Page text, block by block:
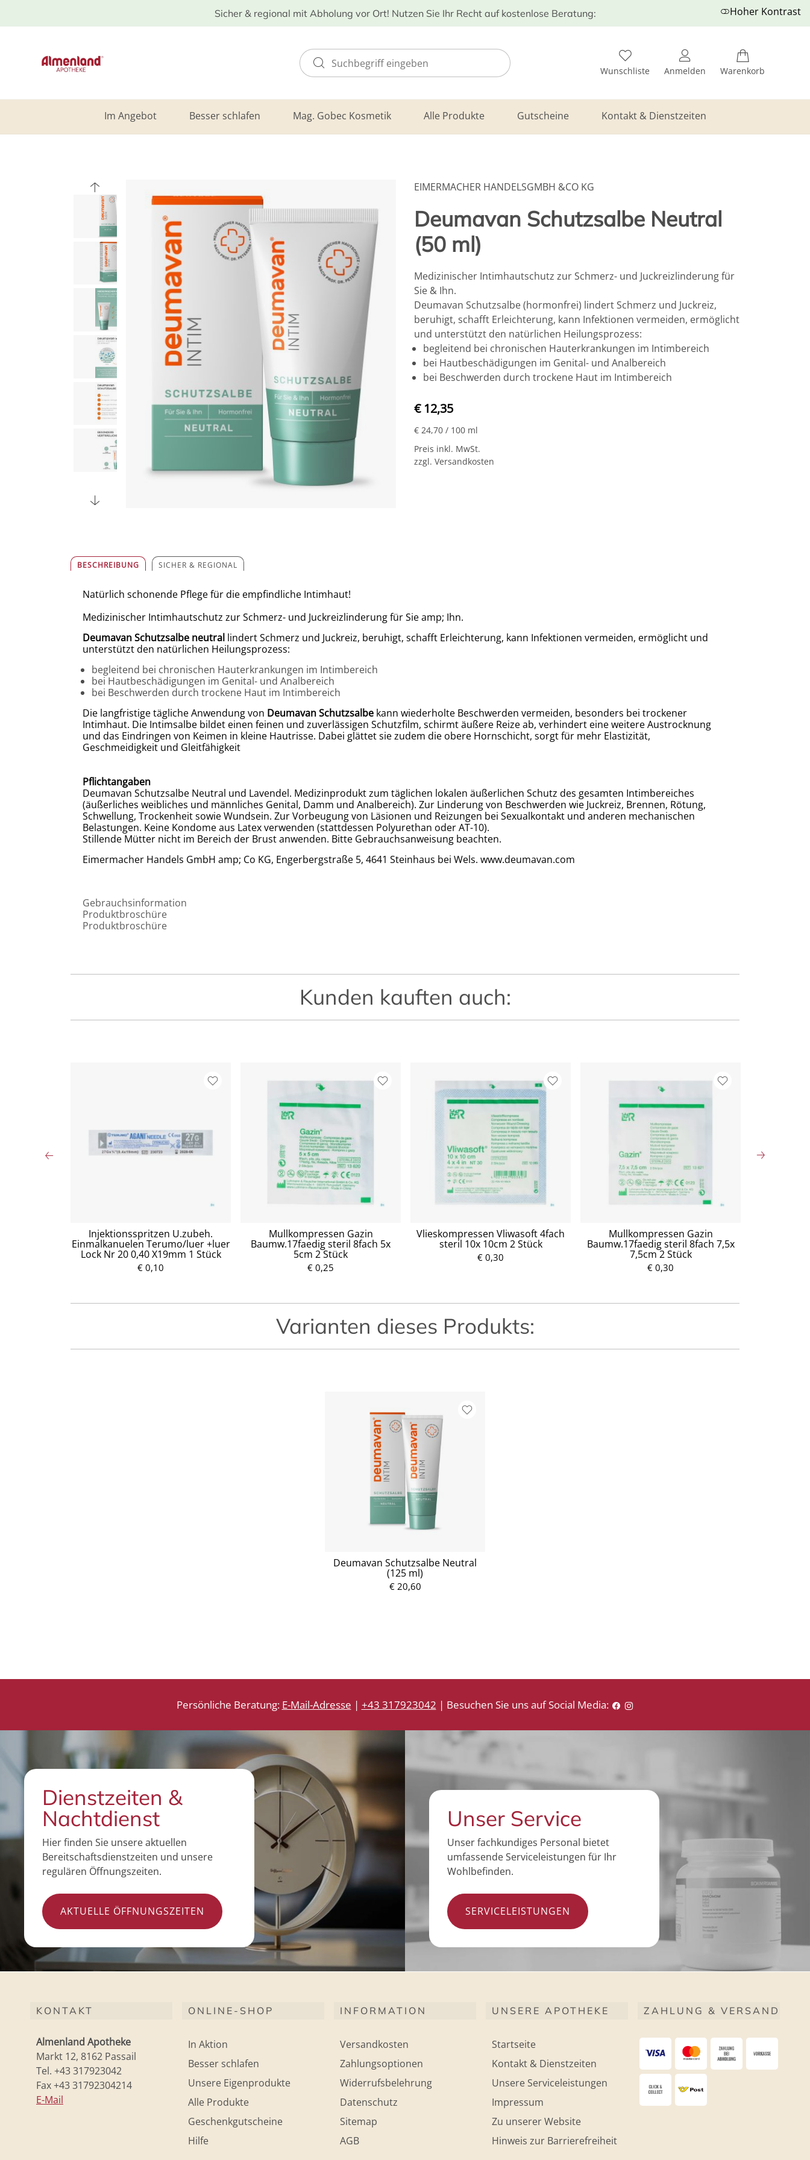
Sicher & regional mit Abholung vor Ort! Nutzen Sie Ihr Recht auf kostenlose Beratung: Hoher Kontrast
Wunschliste Anmelden Warenkorb
Im Angebot Besser schlafen Mag. Gobec Kosmetik Alle Produkte Gutscheine Kontakt & Dienstzeiten
EIMERMACHER HANDELSGMBH &CO KG
Deumavan Schutzsalbe Neutral
(50 ml)
Medizinischer Intimhautschutz zur Schmerz- und Juckreizlinderung für
Sie & Ihn.
Deumavan Schutzsalbe (hormonfrei) lindert Schmerz und Juckreiz,
beruhigt, schafft Erleichterung, kann Infektionen vermeiden, ermöglicht
und unterstützt den natürlichen Heilungsprozess:
begleitend bei chronischen Hauterkrankungen im Intimbereich
bei Hautbeschädigungen im Genital- und Analbereich
bei Beschwerden durch trockene Haut im Intimbereich
€ 12,35
€ 24,70 / 100 ml
Preis inkl. MwSt.
zzgl. Versandkosten
BESCHREIBUNG SICHER & REGIONAL
Natürlich schonende Pflege für die empfindliche Intimhaut!
Medizinischer Intimhautschutz zur Schmerz- und Juckreizlinderung für Sie amp; Ihn.
Deumavan Schutzsalbe neutral lindert Schmerz und Juckreiz, beruhigt, schafft Erleichterung, kann Infektionen vermeiden, ermöglicht und
unterstützt den natürlichen Heilungsprozess:
begleitend bei chronischen Hauterkrankungen im Intimbereich
bei Hautbeschädigungen im Genital- und Analbereich
bei Beschwerden durch trockene Haut im Intimbereich
Die langfristige tägliche Anwendung von Deumavan Schutzsalbe kann wiederholte Beschwerden vermeiden, besonders bei trockener
Intimhaut. Die Intimsalbe bildet einen feinen und zuverlässigen Schutzfilm, schirmt äußere Reize ab, verhindert eine weitere Austrocknung
und das Eindringen von Keimen in kleine Hautrisse. Dabei glättet sie zudem die obere Hornschicht, sorgt für mehr Elastizität,
Geschmeidigkeit und Gleitfähigkeit
Pflichtangaben
Deumavan Schutzsalbe Neutral und Lavendel. Medizinprodukt zum täglichen lokalen äußerlichen Schutz des gesamten Intimbereiches
(äußerliches weibliches und männliches Genital, Damm und Analbereich). Zur Linderung von Beschwerden wie Juckreiz, Brennen, Rötung,
Schwellung, Trockenheit sowie Wundsein. Zur Vorbeugung von Läsionen und Reizungen bei Sexualkontakt und anderen mechanischen
Belastungen. Keine Kondome aus Latex verwenden (stattdessen Polyurethan oder AT-10).
Stillende Mütter nicht im Bereich der Brust anwenden. Bitte Gebrauchsanweisung beachten.
Eimermacher Handels GmbH amp; Co KG, Engerbergstraße 5, 4641 Steinhaus bei Wels. www.deumavan.com
Gebrauchsinformation
Produktbroschüre
Produktbroschüre
Kunden kauften auch:
Injektionsspritzen U.zubeh.
Einmalkanuelen Terumo/luer +luer
Lock Nr 20 0,40 X19mm 1 Stück
€ 0,10
Mullkompressen Gazin
Baumw.17faedig steril 8fach 5x
5cm 2 Stück
€ 0,25
Vlieskompressen Vliwasoft 4fach
steril 10x 10cm 2 Stück
€ 0,30
Mullkompressen Gazin
Baumw.17faedig steril 8fach 7,5x
7,5cm 2 Stück
€ 0,30
P
P
r
P
Varianten dieses Produkts:
Deumavan Schutzsalbe Neutral
(125 ml)
€ 20,60
Persönliche Beratung: E-Mail-Adresse | +43 317923042 | Besuchen Sie uns auf Social Media:
Dienstzeiten &
Nachtdienst
Hier finden Sie unsere aktuellen
Bereitschaftsdienstzeiten und unsere
regulären Öffnungszeiten.
AKTUELLE ÖFFNUNGSZEITEN
Unser Service
Unser fachkundiges Personal bietet
umfassende Serviceleistungen für Ihr
Wohlbefinden.
SERVICELEISTUNGEN
KONTAKT
Almenland Apotheke
Markt 12, 8162 Passail
Tel. +43 317923042
Fax +43 31792304214
E-Mail
ONLINE-SHOP
In Aktion
Besser schlafen
Unsere Eigenprodukte
Alle Produkte
Geschenkgutscheine
Hilfe
INFORMATION
Versandkosten
Zahlungsoptionen
Widerrufsbelehrung
Datenschutz
Sitemap
AGB
UNSERE APOTHEKE
Startseite
Kontakt & Dienstzeiten
Unsere Serviceleistungen
Impressum
Zu unserer Website
Hinweis zur Barrierefreiheit
ZAHLUNG & VERSAND